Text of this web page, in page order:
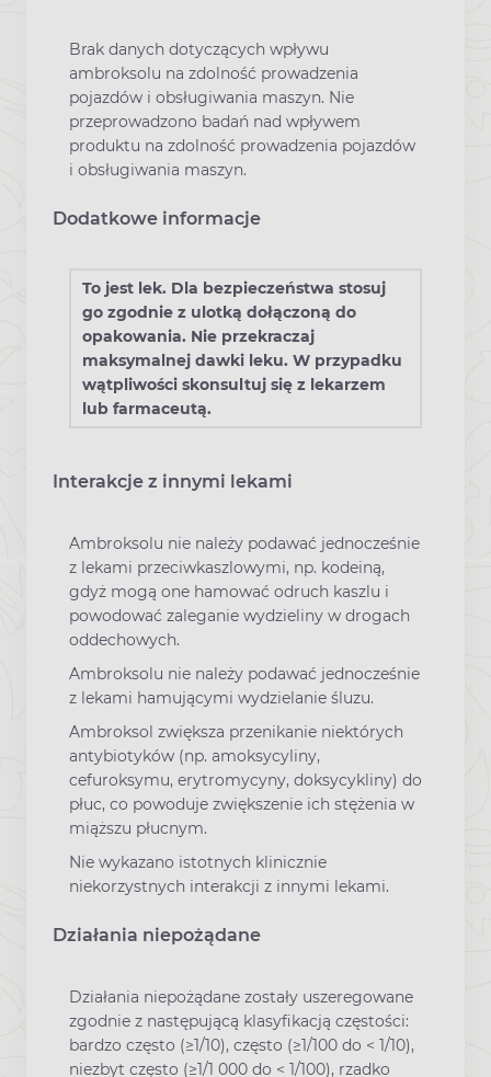
Brak danych dotyczących wpływu
ambroksolu na zdolność prowadzenia
pojazdów i obsługiwania maszyn. Nie
przeprowadzono badań nad wpływem
produktu na zdolność prowadzenia pojazdów
i obsługiwania maszyn.
Dodatkowe informacje
To jest lek. Dla bezpieczeństwa stosuj
go zgodnie z ulotką dołączoną do
opakowania. Nie przekraczaj
maksymalnej dawki leku. W przypadku
wątpliwości skonsultuj się z lekarzem
lub farmaceutą.
Interakcje z innymi lekami
Ambroksolu nie należy podawać jednocześnie
z lekami przeciwkaszlowymi, np. kodeiną,
gdyż mogą one hamować odruch kaszlu i
powodować zaleganie wydzieliny w drogach
oddechowych.
Ambroksolu nie należy podawać jednocześnie
z lekami hamującymi wydzielanie śluzu.
Ambroksol zwiększa przenikanie niektórych
antybiotyków (np. amoksycyliny,
cefuroksymu, erytromycyny, doksycykliny) do
płuc, co powoduje zwiększenie ich stężenia w
miąższu płucnym.
Nie wykazano istotnych klinicznie
niekorzystnych interakcji z innymi lekami.
Działania niepożądane
Działania niepożądane zostały uszeregowane
zgodnie z następującą klasyfikacją częstości:
bardzo często (≥1/10), często (≥1/100 do < 1/10),
niezbyt często (≥1/1 000 do < 1/100), rzadko